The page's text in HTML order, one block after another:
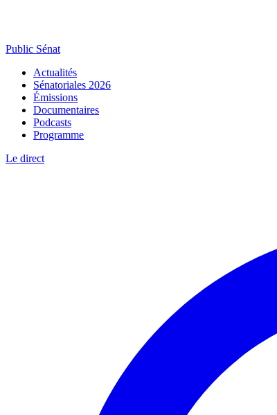
Public Sénat
Actualités
Sénatoriales 2026
Émissions
Documentaires
Podcasts
Programme
Le direct